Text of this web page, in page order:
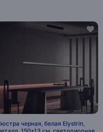
черная, белая Elystrin,